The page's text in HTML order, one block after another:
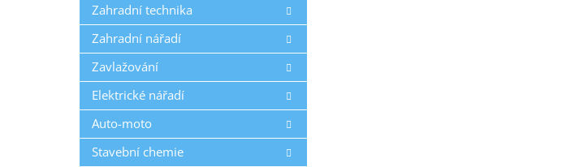
Zahradní technika
Zahradní nářadí
Zavlažování
Elektrické nářadí
Auto-moto
Stavební chemie